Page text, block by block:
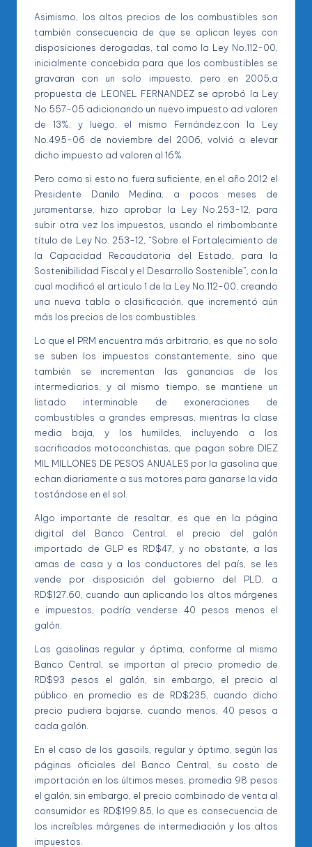
Asimismo, los altos precios de los combustibles son
también consecuencia de que se aplican leyes con
disposiciones derogadas, tal como la Ley No.112-00,
inicialmente concebida para que los combustibles se
gravaran con un solo impuesto, pero en 2005,a
propuesta de LEONEL FERNANDEZ se aprobó la Ley
No.557-05 adicionando un nuevo impuesto ad valoren
de 13%, y luego, el mismo Fernández,con la Ley
No.495-06 de noviembre del 2006, volvió a elevar
dicho impuesto ad valoren al 16%.
Pero como si esto no fuera suficiente, en el año 2012 el
Presidente Danilo Medina, a pocos meses de
juramentarse, hizo aprobar la Ley No.253-12, para
subir otra vez los impuestos, usando el rimbombante
título de Ley No. 253-12, “Sobre el Fortalecimiento de
la Capacidad Recaudatoria del Estado, para la
Sostenibilidad Fiscal y el Desarrollo Sostenible”, con la
cual modificó el artículo 1 de la Ley No.112-00, creando
una nueva tabla o clasificación, que incrementó aún
más los precios de los combustibles.
Lo que el PRM encuentra más arbitrario, es que no solo
se suben los impuestos constantemente, sino que
también se incrementan las ganancias de los
intermediarios, y al mismo tiempo, se mantiene un
listado interminable de exoneraciones de
combustibles a grandes empresas, mientras la clase
media baja, y los humildes, incluyendo a los
sacrificados motoconchistas, que pagan sobre DIEZ
MIL MILLONES DE PESOS ANUALES por la gasolina que
echan diariamente a sus motores para ganarse la vida
tostándose en el sol.
Algo importante de resaltar, es que en la página
digital del Banco Central, el precio del galón
importado de GLP es RD$47, y no obstante, a las
amas de casa y a los conductores del país, se les
vende por disposición del gobierno del PLD, a
RD$127.60, cuando aun aplicando los altos márgenes
e impuestos, podría venderse 40 pesos menos el
galón.
Las gasolinas regular y óptima, conforme al mismo
Banco Central, se importan al precio promedio de
RD$93 pesos el galón, sin embargo, el precio al
público en promedio es de RD$235, cuando dicho
precio pudiera bajarse, cuando menos, 40 pesos a
cada galón.
En el caso de los gasoils, regular y óptimo, según las
páginas oficiales del Banco Central, su costo de
importación en los últimos meses, promedia 98 pesos
el galón, sin embargo, el precio combinado de venta al
consumidor es RD$199.85, lo que es consecuencia de
los increíbles márgenes de intermediación y los altos
impuestos.